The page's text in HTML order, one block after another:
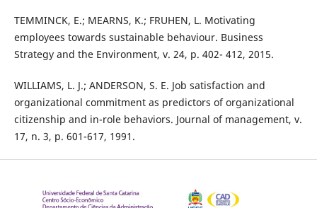
TEMMINCK, E.; MEARNS, K.; FRUHEN, L. Motivating
employees towards sustainable behaviour. Business
Strategy and the Environment, v. 24, p. 402- 412, 2015.
WILLIAMS, L. J.; ANDERSON, S. E. Job satisfaction and
organizational commitment as predictors of organizational
citizenship and in-role behaviors. Journal of management, v.
17, n. 3, p. 601-617, 1991.